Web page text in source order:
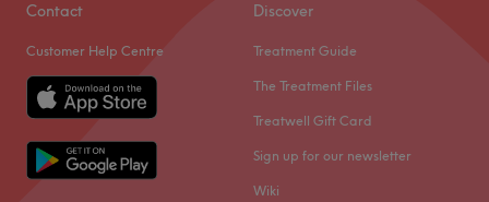
Contact
Customer Help Centre
Discover
Treatment Guide
The Treatment Files
Treatwell Gift Card
Sign up for our newsletter
Wiki